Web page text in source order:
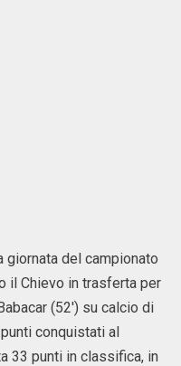
del campionato
il Chievo in trasferta per
(52') su calcio di
conquistati al
33 punti in classifica, in